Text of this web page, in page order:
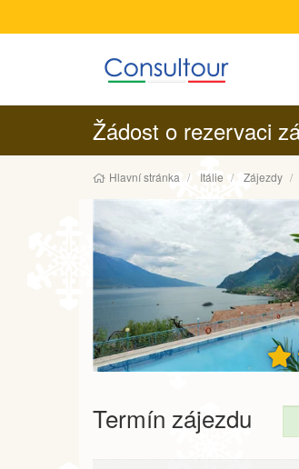
Žádost o rezervaci
Hlavní stránka Itálie Zájezdy
Termín zájezdu